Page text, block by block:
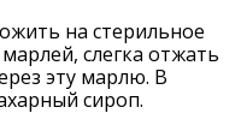
на стерильное
слегка отжать
эту марлю. В
сироп.